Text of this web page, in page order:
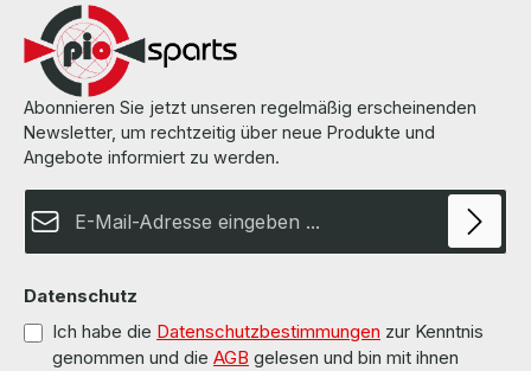
Abonnieren Sie jetzt unseren regelmäßig erscheinenden
Newsletter, um rechtzeitig über neue Produkte und
Angebote informiert zu werden.
Datenschutz
Ich habe die Datenschutzbestimmungen zur Kenntnis
genommen und die AGB gelesen und bin mit ihnen